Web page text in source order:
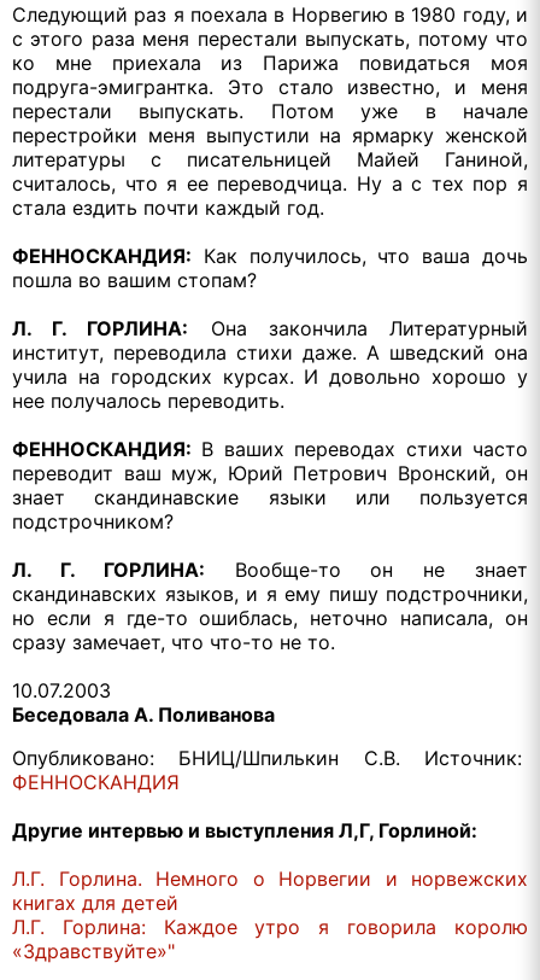
Следующий раз я поехала в Норвегию в 1980 году, и
с этого раза меня перестали выпускать, потому что
ко мне приехала из Парижа повидаться моя
подруга-эмигрантка. Это стало известно, и меня
перестали выпускать. Потом уже в начале
перестройки меня выпустили на ярмарку женской
литературы с писательницей Майей Ганиной,
считалось, что я ее переводчица. Ну а с тех пор я
стала ездить почти каждый год.
ФЕННОСКАНДИЯ: Как получилось, что ваша дочь
пошла во вашим стопам?
Л. Г. ГОРЛИНА: Она закончила Литературный
институт, переводила стихи даже. А шведский она
учила на городских курсах. И довольно хорошо у
нее получалось переводить.
ФЕННОСКАНДИЯ: В ваших переводах стихи часто
переводит ваш муж, Юрий Петрович Вронский, он
знает скандинавские языки или пользуется
подстрочником?
Л. Г. ГОРЛИНА: Вообще-то он не знает
скандинавских языков, и я ему пишу подстрочники,
но если я где-то ошиблась, неточно написала, он
сразу замечает, что что-то не то.
10.07.2003
Беседовала А. Поливанова
Опубликовано: БНИЦ/Шпилькин С.В. Источник:
ФЕННОСКАНДИЯ
Другие интервью и выступления Л,Г, Горлиной:
Л.Г. Горлина. Немного о Норвегии и норвежских
книгах для детей
Л.Г. Горлина: Каждое утро я говорила королю
«Здравствуйте»"